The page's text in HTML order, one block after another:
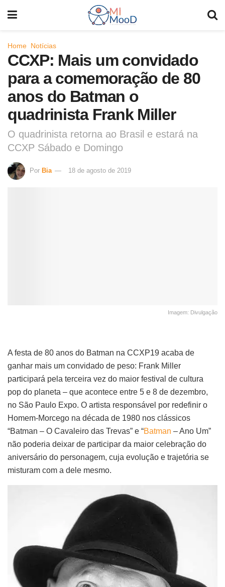
Home Notícias
CCXP: Mais um convidado
para a comemoração de 80
anos do Batman o
quadrinista Frank Miller
O quadrinista retorna ao Brasil e estará na
CCXP Sábado e Domingo
Por Bia 18 de agosto de 2019
Imagem: Divulgação
A festa de 80 anos do Batman na CCXP19 acaba de
ganhar mais um convidado de peso: Frank Miller
participará pela terceira vez do maior festival de cultura
pop do planeta – que acontece entre 5 e 8 de dezembro,
no São Paulo Expo. O artista responsável por redefinir o
Homem-Morcego na década de 1980 nos clássicos
“Batman – O Cavaleiro das Trevas” e “Batman – Ano Um”
não poderia deixar de participar da maior celebração do
aniversário do personagem, cuja evolução e trajetória se
misturam com a dele mesmo.